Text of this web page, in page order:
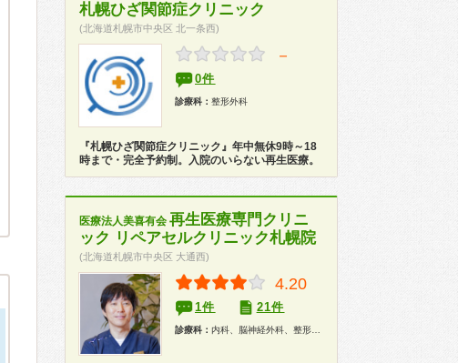
札幌ひざ関節症クリニック
(北海道札幌市中央区 北一条西)
－
0件
診療科： 整形外科
『札幌ひざ関節症クリニック』年中無休9時～18
時まで・完全予約制。入院のいらない再生医療。
医療法人美喜有会 再生医療専門クリニ
ック リペアセルクリニック札幌院
(北海道札幌市中央区 大通西)
4.20
1件 21件
診療科： 内科、脳神経外科、整形外科、美容皮膚科